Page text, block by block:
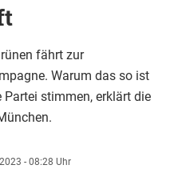
fährt zur
Warum das so ist
Partei stimmen, erklärt die
- 08:28 Uhr